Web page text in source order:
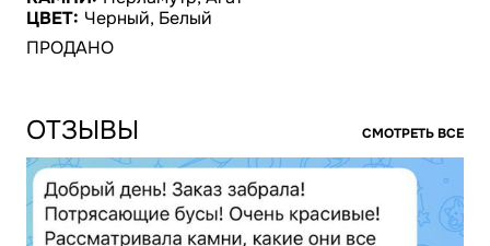
ЦВЕТ: Черный, Белый
ПРОДАНО
ОТЗЫВЫ СМОТРЕТЬ ВСЕ